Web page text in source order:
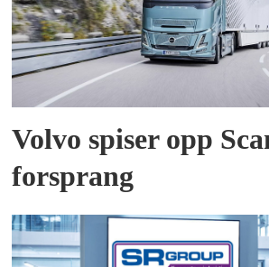
Volvo spiser opp
forsprang